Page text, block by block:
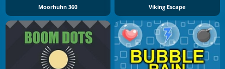
Moorhuhn 360 Viking Escape